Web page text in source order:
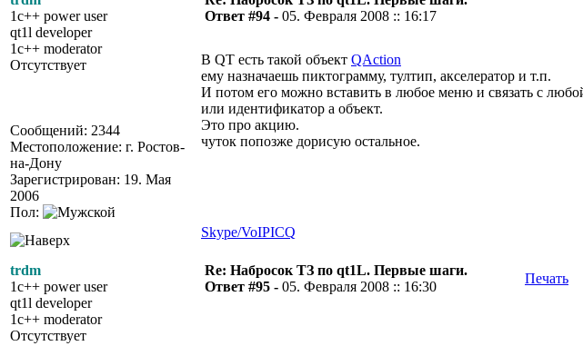
1c++ power user
qt1l developer
1c++ moderator
Отсутствует
Сообщений: 2344
Местоположение: г. Ростов-
на-Дону
Зарегистрирован: 19. Мая
2006
Пол:
Ответ #94 - 05. Февраля 2008 :: 16:17
В QT есть такой объект QAction
ему назначаешь пиктограмму, тултип, акселератор и т.п.
И потом его можно вставить в любое меню и связать с
или идентификатор а объект.
Это про акцию.
чуток попозже дорисую остальное.
Skype/VoIPICQ
trdm
1c++ power user
qt1l developer
1c++ moderator
Отсутствует
Re: Набросок ТЗ по qt1L. Первые шаги.
Ответ #95 - 05. Февраля 2008 :: 16:30
Печать